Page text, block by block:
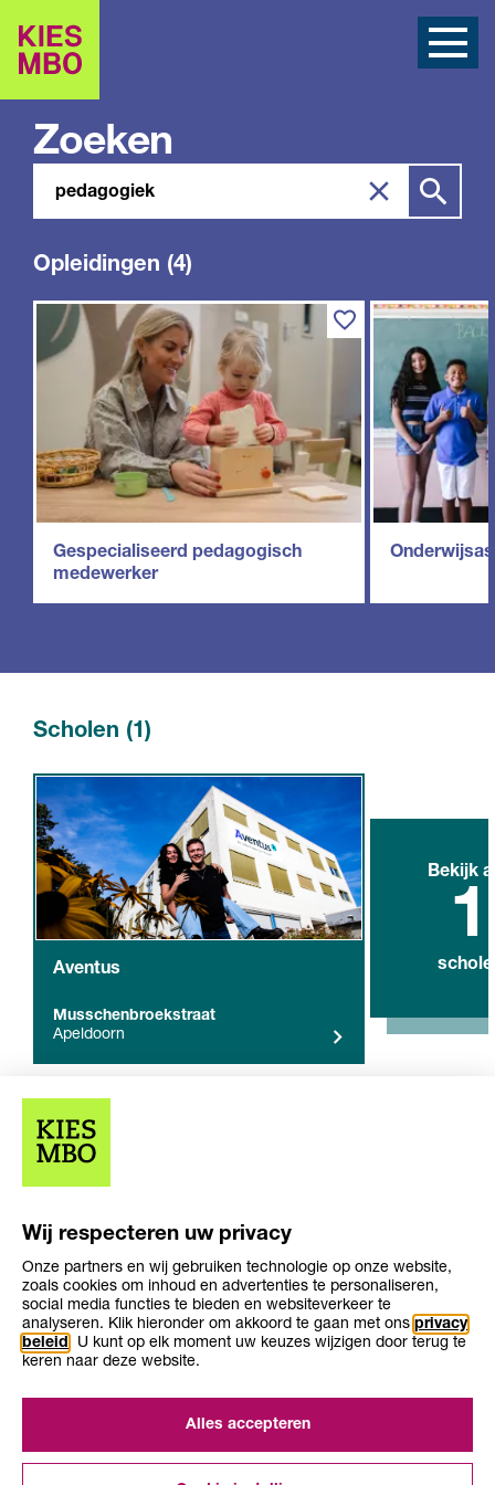
Zoeken
site
Opleidingen (4)
Gespecialiseerd pedagogisch
medewerker
Scholen (1)
Aventus
Musschenbroekstraat
Apeldoorn
Bekijk
1
geen overige resultaten gevonden
Contact
Wij respecteren uw privacy
Onze partners en wij gebruiken technologie op onze website,
zoals cookies om inhoud en advertenties te personaliseren,
social media functies te bieden en websiteverkeer te
analyseren. Klik hieronder om akkoord te gaan met ons privacy
beleid . U kunt op elk moment uw keuzes wijzigen door terug te
keren naar deze website.
Alles accepteren